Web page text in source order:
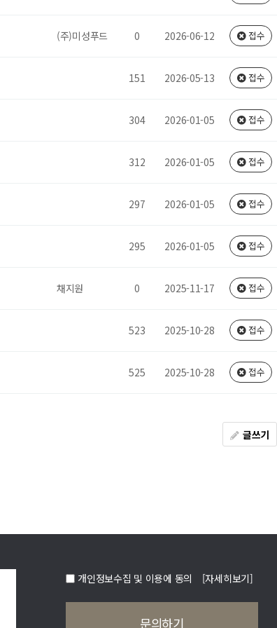
(주)미성푸드 0 2026-06-12 접수
151 2026-05-13 접수
304 2026-01-05 접수
312 2026-01-05 접수
297 2026-01-05 접수
295 2026-01-05 접수
채지원 0 2025-11-17 접수
523 2025-10-28 접수
525 2025-10-28 접수
글쓰기
개인정보수집 및 이용에 동의 [자세히보기]